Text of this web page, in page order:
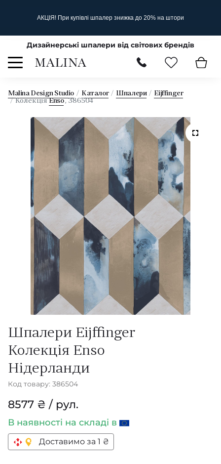
АКЦІЯ! При купівлі шпалер знижка до 20% на штори
Дизайнерські шпалери від світових брендів
Malina Design Studio Каталог Шпалери
Eijffinger
Колекція Enso, 386504
Шпалери Eijffinger
Колекція Enso
Нідерланди
Код товару: 386504
8577 ₴ / рул.
В наявності на складі в
Доставимо за 1 ₴